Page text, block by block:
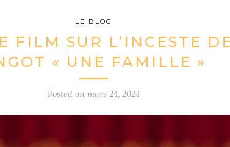
LE BLOG
FILM SUR L’INCESTE
« UNE FAMILLE »
Posted on mars 24, 2024